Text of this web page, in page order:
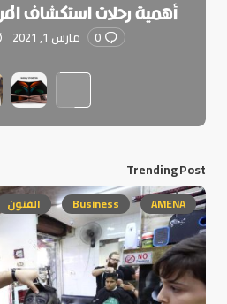
أهمية رحلات استكشاف
0 مارس 1, 2021
Trending Post
AMENA
Business الفنون